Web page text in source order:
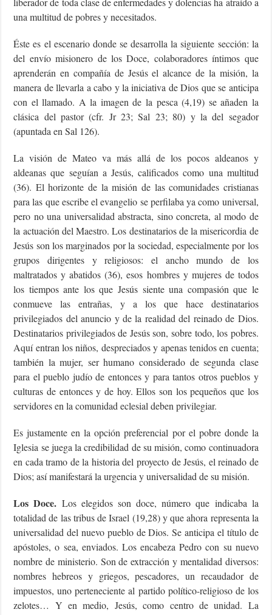
una multitud de pobres y necesitados.
Éste es el escenario donde se desarrolla la siguiente sección: la
del envío misionero de los Doce, colaboradores íntimos que
aprenderán en compañía de Jesús el alcance de la misión, la
manera de llevarla a cabo y la iniciativa de Dios que se anticipa
con el llamado. A la imagen de la pesca (4,19) se añaden la
clásica del pastor (cfr. Jr 23; Sal 23; 80) y la del segador
(apuntada en Sal 126).
La visión de Mateo va más allá de los pocos aldeanos y
aldeanas que seguían a Jesús, calificados como una multitud
(36). El horizonte de la misión de las comunidades cristianas
para las que escribe el evangelio se perfilaba ya como universal,
pero no una universalidad abstracta, sino concreta, al modo de
la actuación del Maestro. Los destinatarios de la misericordia de
Jesús son los marginados por la sociedad, especialmente por los
grupos dirigentes y religiosos: el ancho mundo de los
maltratados y abatidos (36), esos hombres y mujeres de todos
los tiempos ante los que Jesús siente una compasión que le
conmueve las entrañas, y a los que hace destinatarios
privilegiados del anuncio y de la realidad del reinado de Dios.
Destinatarios privilegiados de Jesús son, sobre todo, los pobres.
Aquí entran los niños, despreciados y apenas tenidos en cuenta;
también la mujer, ser humano considerado de segunda clase
para el pueblo judío de entonces y para tantos otros pueblos y
culturas de entonces y de hoy. Ellos son los pequeños que los
servidores en la comunidad eclesial deben privilegiar.
Es justamente en la opción preferencial por el pobre donde la
Iglesia se juega la credibilidad de su misión, como continuadora
en cada tramo de la historia del proyecto de Jesús, el reinado de
Dios; así manifestará la urgencia y universalidad de su misión.
Los Doce. Los elegidos son doce, número que indicaba la
totalidad de las tribus de Israel (19,28) y que ahora representa la
universalidad del nuevo pueblo de Dios. Se anticipa el título de
apóstoles, o sea, enviados. Los encabeza Pedro con su nuevo
nombre de ministerio. Son de extracción y mentalidad diversos:
nombres hebreos y griegos, pescadores, un recaudador de
impuestos, uno perteneciente al partido político-religioso de los
zelotes… Y en medio, Jesús, como centro de unidad. La